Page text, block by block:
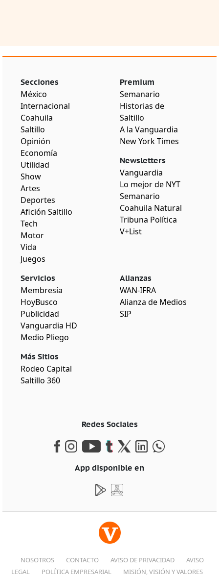
Secciones
México
Internacional
Coahuila
Saltillo
Opinión
Economía
Utilidad
Show
Artes
Deportes
Afición Saltillo
Tech
Motor
Vida
Juegos
Premium
Semanario
Historias de
Saltillo
A la Vanguardia
New York Times
Newsletters
Vanguardia
Lo mejor de NYT
Semanario
Coahuila Natural
Tribuna Política
V+List
Servicios
Membresía
HoyBusco
Publicidad
Vanguardia HD
Medio Pliego
Más Sitios
Rodeo Capital
Saltillo 360
Alianzas
WAN-IFRA
Alianza de Medios
SIP
Redes Sociales
App disponible en
NOSOTROS CONTACTO AVISO DE PRIVACIDAD
AVISO
LEGAL
POLÍTICA EMPRESARIAL MISIÓN, VISIÓN Y VALORES